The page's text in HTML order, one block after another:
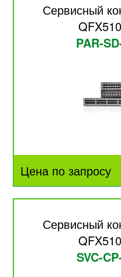
Сервисный
PAR-
Цена по запросу
Сервисный
SVC-